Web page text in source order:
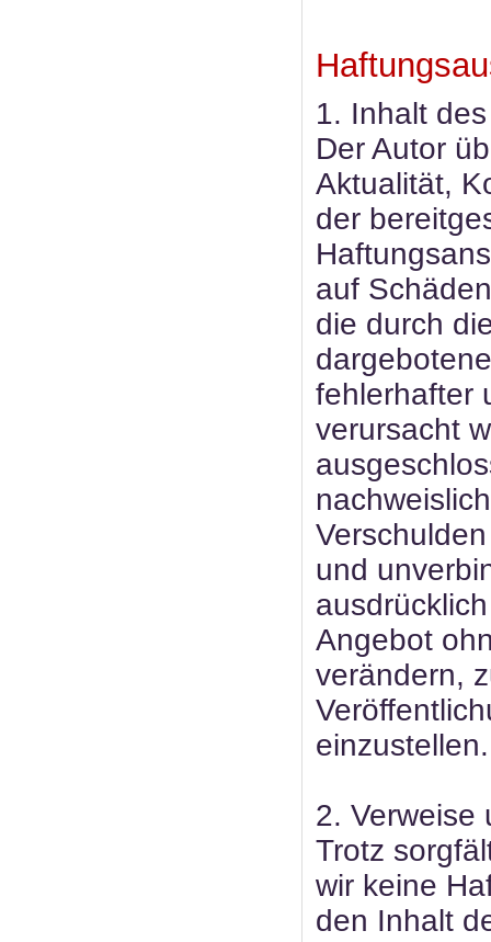
1. Inhalt
Der Autor
Aktualität,
der
auf
die durch
fehlerhafter
verursacht
und
Angebot
verändern,
einzustellen.
2. Verweise
Trotz
wir keine
den Inhalt